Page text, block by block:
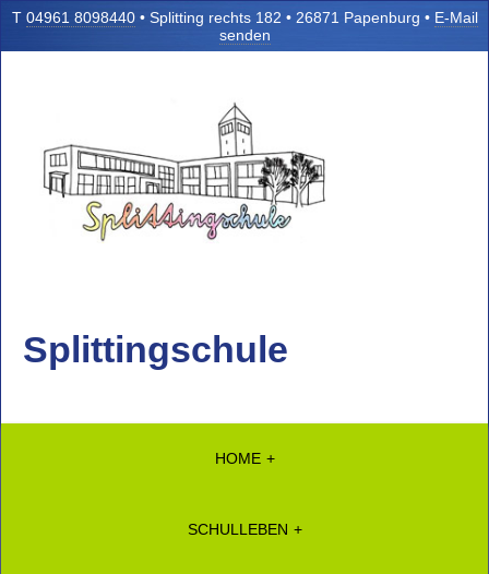
T 04961 8098440• Splitting rechts 182 • 26871 Papenburg • E-Mail
senden
Splittingschule
HOME
SCHULLEBEN